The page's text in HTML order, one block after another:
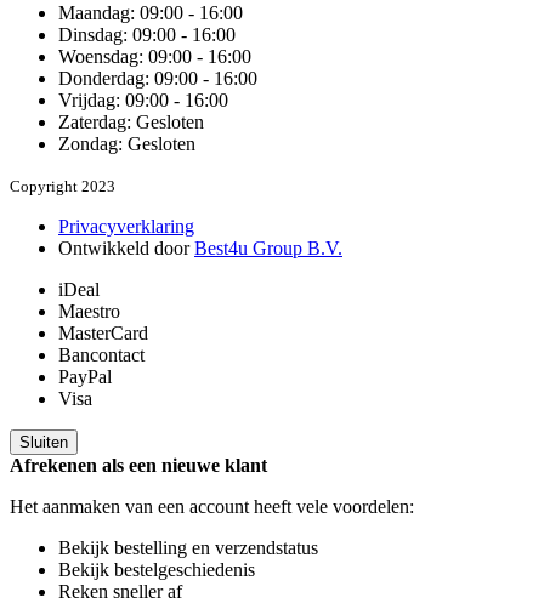
Maandag: 09:00 - 16:00
Dinsdag: 09:00 - 16:00
Woensdag: 09:00 - 16:00
Donderdag: 09:00 - 16:00
Vrijdag: 09:00 - 16:00
Zaterdag: Gesloten
Zondag: Gesloten
Copyright 2023
Privacyverklaring
Ontwikkeld doorBest4u Group B.V.
iDeal
Maestro
MasterCard
Bancontact
PayPal
Visa
Sluiten
Afrekenen als een nieuwe klant
Het aanmaken van een account heeft vele voordelen:
Bekijk bestelling en verzendstatus
Bekijk bestelgeschiedenis
Reken sneller af